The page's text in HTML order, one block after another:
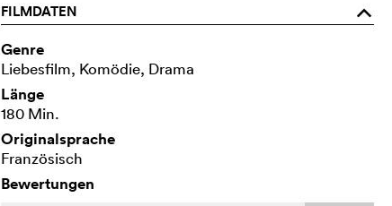
FILMDATEN
o
Genre
Liebesfilm, Komödie, Drama
Länge
180 Min.
Originalsprache
Französisch
Bewertungen